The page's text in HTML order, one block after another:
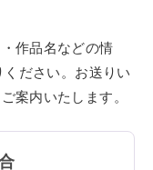
作品名などの情
ださい。お送りい
案内いたします。